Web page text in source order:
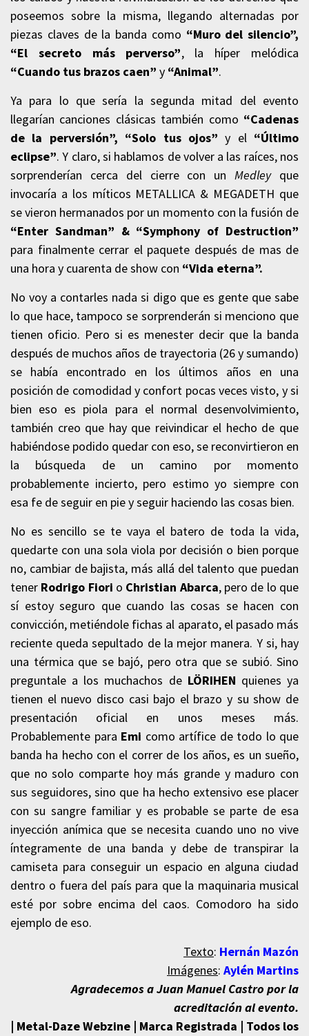
poseemos sobre la misma, llegando alternadas por
piezas claves de la banda como “Muro del silencio”,
“El secreto más perverso”, la híper melódica
“Cuando tus brazos caen” y “Animal”.
Ya para lo que sería la segunda mitad del evento
llegarían canciones clásicas también como “Cadenas
de la perversión”, “Solo tus ojos” y el “Último
eclipse”. Y claro, si hablamos de volver a las raíces, nos
sorprenderían cerca del cierre con unMedleyque
invocaría a los míticos METALLICA & MEGADETH que
se vieron hermanados por un momento con la fusión de
“Enter Sandman” & “Symphony of Destruction”
para finalmente cerrar el paquete después de mas de
una hora y cuarenta de show con “Vida eterna”.
No voy a contarles nada si digo que es gente que sabe
lo que hace, tampoco se sorprenderán si menciono que
tienen oficio. Pero si es menester decir que la banda
después de muchos años de trayectoria (26 y sumando)
se había encontrado en los últimos años en una
posición de comodidad y confort pocas veces visto, y si
bien eso es piola para el normal desenvolvimiento,
también creo que hay que reivindicar el hecho de que
habiéndose podido quedar con eso, se reconvirtieron en
la búsqueda de un camino por momento
probablemente incierto, pero estimo yo siempre con
esa fe de seguir en pie y seguir haciendo las cosas bien.
No es sencillo se te vaya el batero de toda la vida,
quedarte con una sola viola por decisión o bien porque
no, cambiar de bajista, más allá del talento que puedan
tener Rodrigo Fiori o Christian Abarca, pero de lo que
sí estoy seguro que cuando las cosas se hacen con
convicción, metiéndole fichas al aparato, el pasado más
reciente queda sepultado de la mejor manera. Y si, hay
una térmica que se bajó, pero otra que se subió. Sino
preguntale a los muchachos de LÖRIHEN quienes ya
tienen el nuevo disco casi bajo el brazo y su show de
presentación oficial en unos meses más.
Probablemente para Emi como artífice de todo lo que
banda ha hecho con el correr de los años, es un sueño,
que no solo comparte hoy más grande y maduro con
sus seguidores, sino que ha hecho extensivo ese placer
con su sangre familiar y es probable se parte de esa
inyección anímica que se necesita cuando uno no vive
íntegramente de una banda y debe de transpirar la
camiseta para conseguir un espacio en alguna ciudad
dentro o fuera del país para que la maquinaria musical
esté por sobre encima del caos. Comodoro ha sido
ejemplo de eso.
Texto: Hernán Mazón
Imágenes: Aylén Martins
Agradecemos a Juan Manuel Castro por la
acreditación al evento.
| Metal-Daze Webzine | Marca Registrada | Todos los